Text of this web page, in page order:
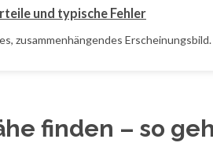
und typische Fehler
zusammenhängendes
finden – so